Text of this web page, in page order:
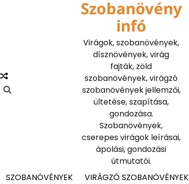
Szobanövény
infó
Virágok, szobanövények,
dísznövények, virág
fajták, zöld
szobanövények, virágzó
szobanövények jellemzői,
ültetése, szapítása,
gondozása.
Szobanövények,
cserepes virágok leírásai,
ápolási, gondozási
útmutatói.
SZOBANÖVÉNYEK
VIRÁGZÓ SZOBANÖVÉNYEK